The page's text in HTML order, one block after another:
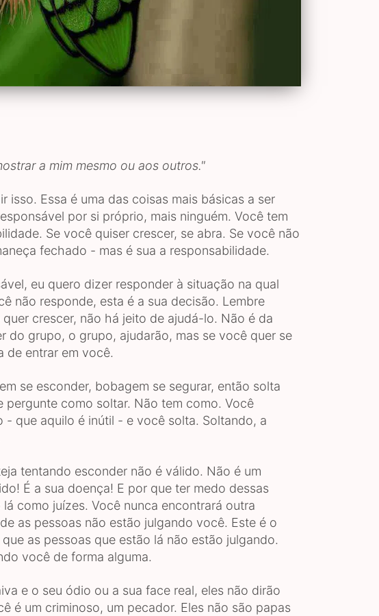
a mim mesmo ou aos outros."
isso. Essa é uma das coisas mais básicas a ser
por si próprio, mais ninguém. Você tem
Se você quiser crescer, se abra. Se você não
fechado - mas é sua a responsabilidade.
eu quero dizer responder à situação na qual
não responde, esta é a sua decisão. Lembre
crescer, não há jeito de ajudá-lo. Não é da
do grupo, o grupo, ajudarão, mas se você quer se
de entrar em você.
se esconder, bobagem se segurar, então solta
pergunte como soltar. Não tem como. Você
- que aquilo é inútil - e você solta. Soltando, a
tentando esconder não é válido. Não é um
É a sua doença! E por que ter medo dessas
como juízes. Você nunca encontrará outra
as pessoas não estão julgando você. Este é o
as pessoas que estão lá não estão julgando.
você de forma alguma.
e o seu ódio ou a sua face real, eles não dirão
é um criminoso, um pecador. Eles não são papas